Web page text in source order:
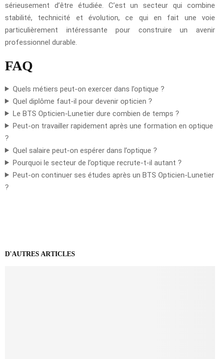
sérieusement d’être étudiée. C’est un secteur qui combine
stabilité, technicité et évolution, ce qui en fait une voie
particulièrement intéressante pour construire un avenir
professionnel durable.
FAQ
Quels métiers peut-on exercer dans l’optique ?
Quel diplôme faut-il pour devenir opticien ?
Le BTS Opticien-Lunetier dure combien de temps ?
Peut-on travailler rapidement après une formation en optique
?
Quel salaire peut-on espérer dans l’optique ?
Pourquoi le secteur de l’optique recrute-t-il autant ?
Peut-on continuer ses études après un BTS Opticien-Lunetier
?
D'AUTRES ARTICLES